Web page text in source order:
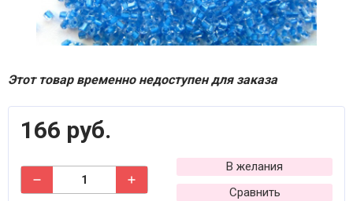
Этот товар временно недоступен для заказа
166 руб.
В желания
Сравнить